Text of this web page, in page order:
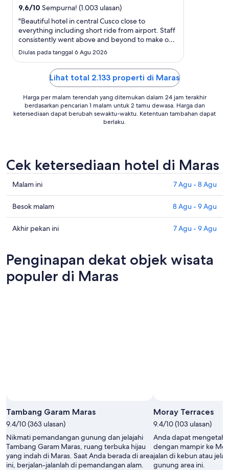
Sep
9,6/10 Sempurna! (1.003 ulasan)
"Beautiful hotel in central Cusco close to
everything including short ride from airport. Staff
consistently went above and beyond to make our
stay exceptional."
Diulas pada tanggal 6 Agu 2026
Lihat total 2.133 properti di Maras
Harga per malam terendah yang ditemukan dalam 24 jam terakhir
berdasarkan pencarian 1 malam untuk 2 tamu dewasa. Harga dan
ketersediaan dapat berubah sewaktu-waktu. Ketentuan tambahan dapat
berlaku.
Cek ketersediaan hotel di Maras
Cek
harga
di
Maras
untuk
7
-
Malam ini 7 Agu - 8 Agu
Cek
harga
di
besok
malam,
8
Besok malam 8 Agu - 9 Agu
Cek
Maras
untuk
akhir
Akhir pekan ini 7 Agu - 9 Agu
Penginapan dekat objek wisata
populer di Maras
Tambang Garam Maras
9.4/10 (363 ulasan)
Nikmati pemandangan gunung dan jelajahi
Tambang Garam Maras, ruang terbuka hijau
yang indah di Maras. Saat Anda berada di area
ini, berjalan-jalanlah di pemandangan alam.
Moray Terraces
9.4/10 (103 ulasan)
Anda dapat
dengan mampir ke
jalan di kebun atau
gunung area ini.